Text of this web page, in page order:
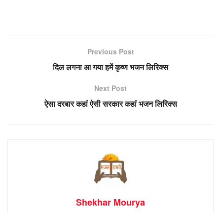
Previous Post
दिल लगना आ गया हमें कृष्ण भजन लिरिक्स
Next Post
ऐसा दरबार कहां ऐसी सरकार कहां भजन लिरिक्स
Shekhar Mourya